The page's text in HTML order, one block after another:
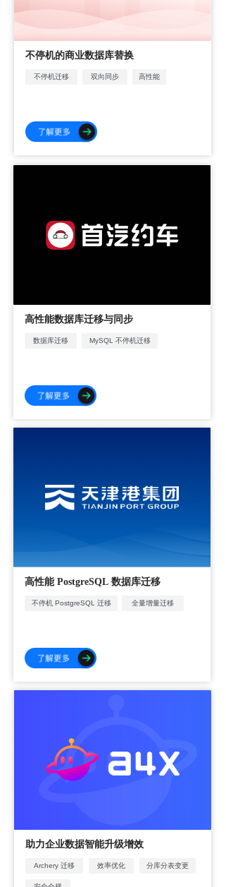
不停机的商业数据库替换
不停机迁移 高性能
双向同步
高性能数据库迁移与同步
数据库迁移 MySQL 不停机迁移
高性能 PostgreSQL 数据库迁移
不停机 PostgreSQL 迁移 高性能
全量增量迁移
助力企业数据智能升级增效
Archery 迁移 效率优化 分库分表变更